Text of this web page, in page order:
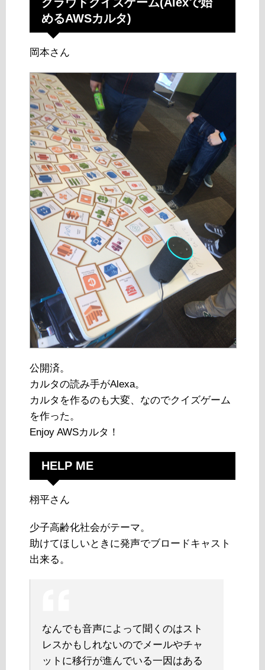
めるAWSカルタ)
岡本さん
公開済。
カルタの読み手がAlexa。
カルタを作るのも大変、なのでクイズゲーム
を作った。
Enjoy AWSカルタ！
HELP ME
栩平さん
少子高齢化社会がテーマ。
助けてほしいときに発声でブロードキャスト
出来る。
なんでも音声によって聞くのはスト
レスかもしれないのでメールやチャ
ットに移行が進んでいる一因はある